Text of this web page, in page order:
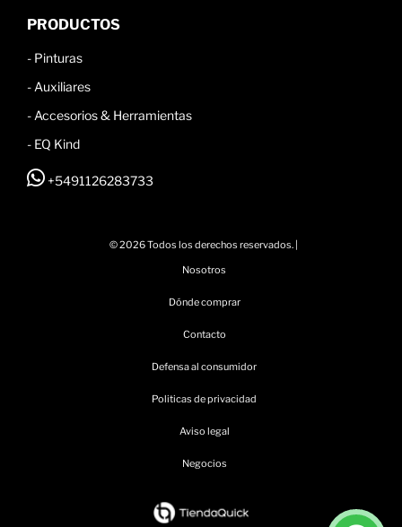
PRODUCTOS
- Pinturas
- Auxiliares
- Accesorios & Herramientas
- EQ Kind
+5491126283733
© 2026 Todos los derechos reservados. |
Nosotros
Dónde comprar
Contacto
Defensa al consumidor
Politicas de privacidad
Aviso legal
Negocios